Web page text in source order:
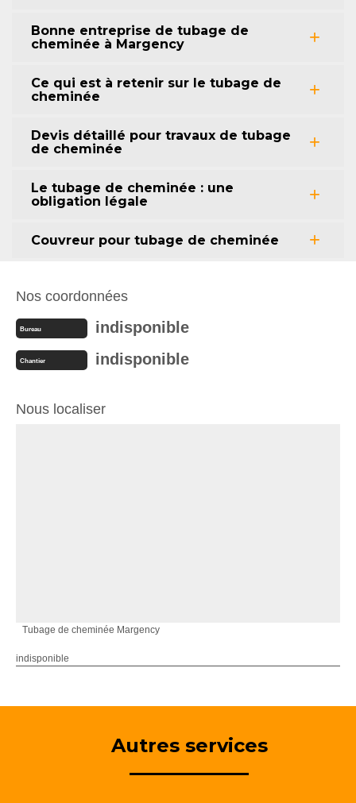
Bonne entreprise de tubage de
cheminée à Margency
Ce qui est à retenir sur le tubage de
cheminée
Devis détaillé pour travaux de tubage
de cheminée
Le tubage de cheminée : une
obligation légale
Couvreur pour tubage de cheminée
Nos coordonnées
Bureau indisponible
Chantier indisponible
Nous localiser
Tubage de cheminée Margency
indisponible
Autres services